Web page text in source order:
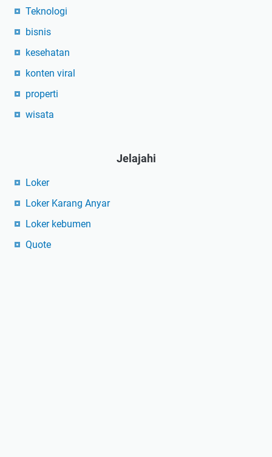
Teknologi
bisnis
kesehatan
konten viral
properti
wisata
Jelajahi
Loker
Loker Karang Anyar
Loker kebumen
Quote